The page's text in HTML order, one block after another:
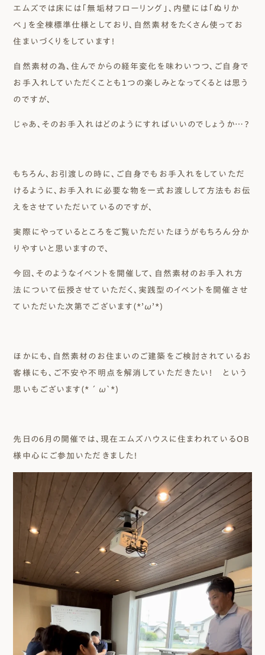
エムズでは床には「無垢材フローリング」、内壁には「ぬりか
べ」を全棟標準仕様としており、自然素材をたくさん使ってお
住まいづくりをしています！
自然素材の為、住んでからの経年変化を味わいつつ、ご自身で
お手入れしていただくことも１つの楽しみとなってくるとは思う
のですが、
じゃあ、そのお手入れはどのようにすればいいのでしょうか…？
もちろん、お引渡しの時に、ご自身でもお手入れをしていただ
けるように、お手入れに必要な物を一式お渡しして方法もお伝
えをさせていただいているのですが、
実際にやっているところをご覧いただいたほうがもちろん分か
りやすいと思いますので、
今回、そのようなイベントを開催して、自然素材のお手入れ方
法について伝授させていただく、実践型のイベントを開催させ
ていただいた次第でございます(*’ω’*)
ほかにも、自然素材のお住まいのご建築をご検討されているお
客様にも、ご不安や不明点を解消していただきたい！ という
思いもございます(*´ω`*)
先日の６月の開催では、現在エムズハウスに住まわれているOB
様中心にご参加いただきました！